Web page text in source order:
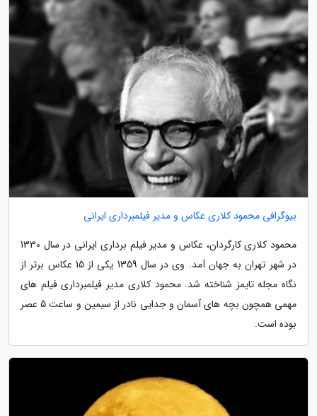
بیوگرافی محمود کلاری عکاس و مدیر فیلمبرداری ایرانی
محمود کلاری کارگردان، عکاس و مدیر فیلم برداری ایرانی در سال 1330
در شهر تهران به جهان آمد. وی در سال 1359 یکی از 15 عکاس برتر از
نگاه مجله تایمز شناخته شد. محمود کلاری مدیر فیلمبرداری فیلم های
مهمی همچون بچه های آسمان و جدایی نادر از سیمین و ساعت 5 عصر
بوده است.